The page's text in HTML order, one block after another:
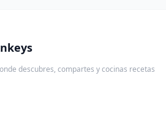
descubres, compartes y cocinas recetas